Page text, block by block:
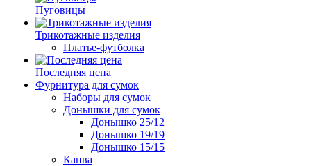
Пуговицы
Трикотажные изделия
Платье-футболка
Последняя цена
Фурнитура для сумок
Наборы для сумок
Донышки для сумок
Донышко 25/12
Донышко 19/19
Донышко 15/15
Канва